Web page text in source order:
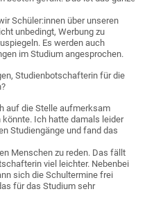
Schüler:innen über unseren
unbedingt, Werbung zu
Es werden auch
im Studium angesprochen.
Studienbotschafterin für die
auf die Stelle aufmerksam
Ich hatte damals leider
Studiengänge und fand das
Menschen zu reden. Das fällt
viel leichter. Nebenbei
sich die Schultermine frei
für das Studium sehr